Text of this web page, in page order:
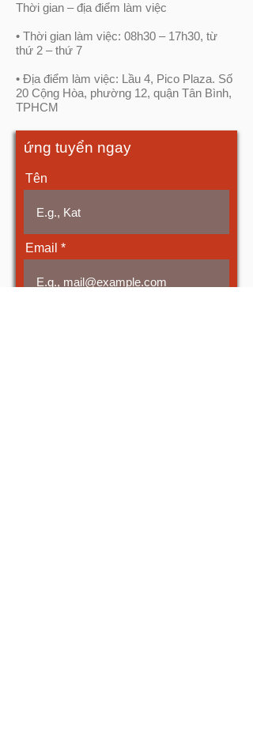
Thời gian – địa điểm làm việc
• Thời gian làm việc: 08h30 – 17h30, từ
thứ 2 – thứ 7
• Địa điểm làm việc: Lầu 4, Pico Plaza. Số
20 Cộng Hòa, phường 12, quận Tân Bình,
TPHCM
ứng tuyển ngay
Tên
Email